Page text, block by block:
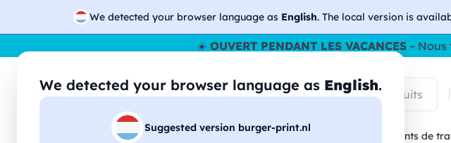
We detected your browser language as English. The local version is
We detected your browser language as English.
Suggested version burger-print.nl
☀️ OUVERT PENDANT LES VACANCES –
🔎 Recherchez parmi les produits
Sweat-shirts Homme Femme Vêtements de